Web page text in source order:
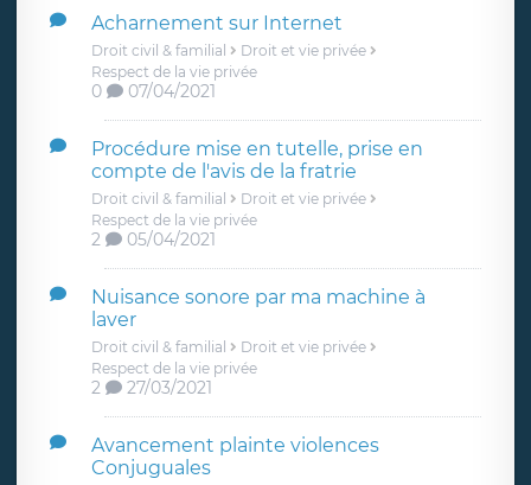
Acharnement sur Internet
Droit civil & familial
Droit et vie privée
Respect de la vie privée
0 07/04/2021
Procédure mise en tutelle, prise en
compte de l'avis de la fratrie
Droit civil & familial
Droit et vie privée
Respect de la vie privée
2 05/04/2021
Nuisance sonore par ma machine à
laver
Droit civil & familial
Droit et vie privée
Respect de la vie privée
2 27/03/2021
Avancement plainte violences
Conjuguales